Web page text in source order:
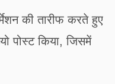
की तारीफ करते हुए
पोस्ट किया, जिसमें